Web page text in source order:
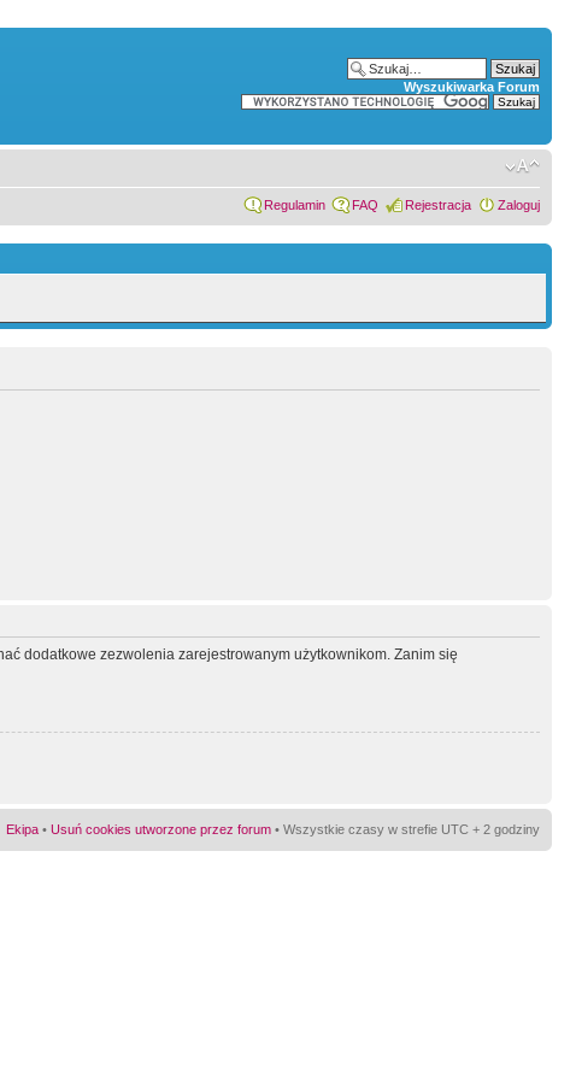
Wyszukiwarka Forum
Regulamin FAQ Rejestracja Zaloguj
dodatkowe zezwolenia zarejestrowanym użytkownikom. Zanim się
Ekipa • Usuń cookies utworzone przez forum • Wszystkie czasy w strefie UTC + 2 godziny